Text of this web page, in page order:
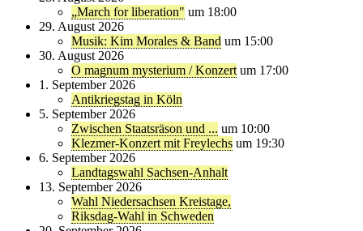
„March for liberation" um 18:00
29. August 2026
Musik: Kim Morales & Band um 15:00
30. August 2026
O magnum mysterium / Konzert um 17:00
1. September 2026
Antikriegstag in Köln
5. September 2026
Zwischen Staatsräson und ... um 10:00
Klezmer-Konzert mit Freylechs um 19:30
6. September 2026
Landtagswahl Sachsen-Anhalt
13. September 2026
Wahl Niedersachsen Kreistage,
Riksdag-Wahl in Schweden